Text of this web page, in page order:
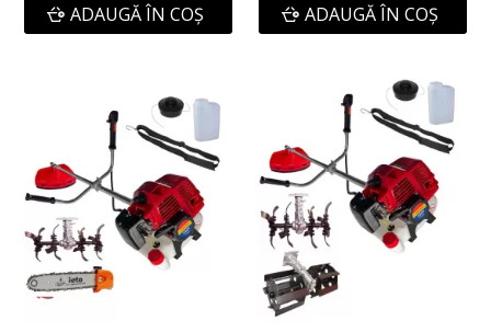
ADAUGĂ ÎN COŞ ADAUGĂ ÎN COŞ